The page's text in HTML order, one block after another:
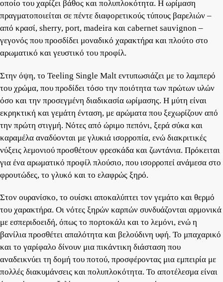
οποίο του χαρίζει βάθος και πολυπλοκότητα. Η ωρίμαση
πραγματοποιείται σε πέντε διαφορετικούς τύπους βαρελιών –
από κρασί, sherry, port, madeira και cabernet sauvignon –
γεγονός που προσδίδει μοναδικό χαρακτήρα και πλούτο στο
αρωματικό και γευστικό του προφίλ.
Στην όψη, το Teeling Single Malt εντυπωσιάζει με το λαμπερό
του χρώμα, που προδίδει τόσο την ποιότητα των πρώτων υλών
όσο και την προσεγμένη διαδικασία ωρίμασης. Η μύτη είναι
εκρηκτική και γεμάτη ένταση, με αρώματα που ξεχωρίζουν από
την πρώτη στιγμή. Νότες από ώριμο πεπόνι, ξερά σύκα και
καραμέλα αναδύονται με γλυκιά ισορροπία, ενώ διακριτικές
νύξεις λεμονιού προσθέτουν φρεσκάδα και ζωντάνια. Πρόκειται
για ένα αρωματικό προφίλ πλούσιο, που ισορροπεί ανάμεσα στο
φρουτώδες, το γλυκό και το ελαφρώς ξηρό.
Στον ουρανίσκο, το ουίσκι αποκαλύπτει τον γεμάτο και θερμό
του χαρακτήρα. Οι νότες ξηρών καρπών συνδυάζονται αρμονικά
με εσπεριδοειδή, όπως το πορτοκάλι και το λεμόνι, ενώ η
βανίλια προσθέτει απαλότητα και βελούδινη υφή. Το μπαχαρικό
και το γαρίφαλο δίνουν μια πικάντικη διάσταση που
αναδεικνύει τη δομή του ποτού, προσφέροντας μια εμπειρία με
πολλές διακυμάνσεις και πολυπλοκότητα. Το αποτέλεσμα είναι